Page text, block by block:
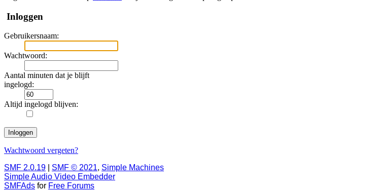
Inloggen
Gebruikersnaam:
Wachtwoord:
Aantal minuten dat je blijft
ingelogd:
Altijd ingelogd blijven:
Wachtwoord vergeten?
SMF 2.0.19
SMF © 2021, Simple Machines
Simple Audio Video Embedder
SMFAds for Free Forums